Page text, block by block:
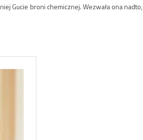
Gucie broni chemicznej. Wezwała ona nadto,